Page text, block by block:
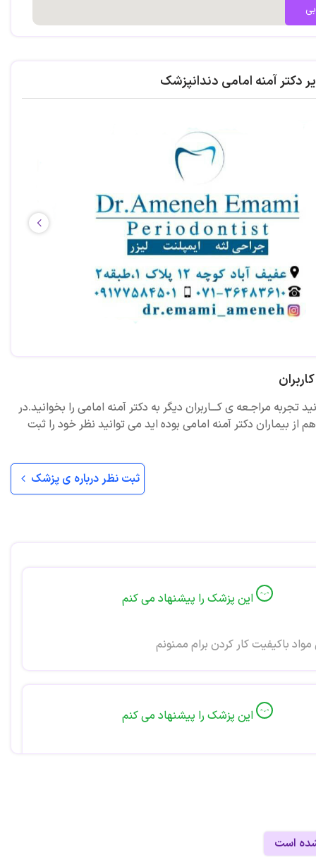
دکتر آمنه امامی دندانپزشک
تجربه مراجـعه ی کـــاربران دیگر به دکتر آمنه امامی را بخوانید.در
از بیماران دکتر آمنه امامی بوده اید می توانید نظر خود را ثبت
ثبت نظر درباره ی پزشک
این پزشک را پیشنهاد می کنم
باکیفیت کار کردن برام ممنونم
این پزشک را پیشنهاد می کنم
است